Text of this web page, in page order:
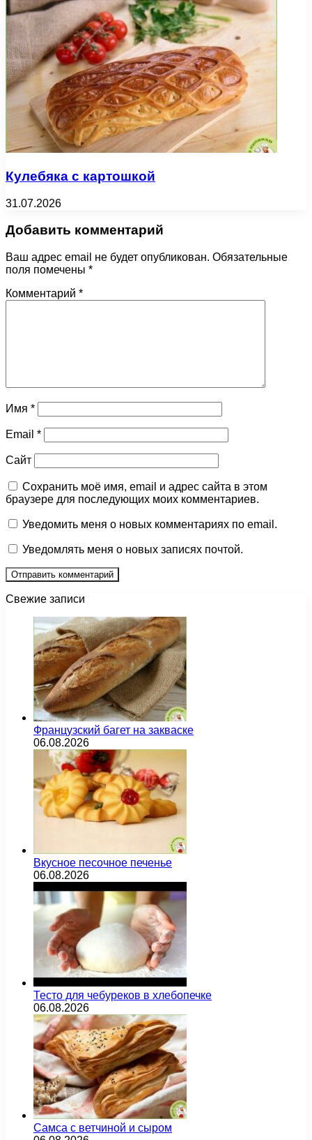
Кулебяка с картошкой
31.07.2026
Добавить комментарий
Ваш адрес email не будет опубликован. Обязательные
поля помечены *
Комментарий *
Имя *
Email *
Сайт
Сохранить моё имя, email и адрес сайта в этом
браузере для последующих моих комментариев.
Уведомить меня о новых комментариях по email.
Уведомлять меня о новых записях почтой.
Свежие записи
Французский багет на закваске
06.08.2026
Вкусное песочное печенье
06.08.2026
Тесто для чебуреков в хлебопечке
06.08.2026
Самса с ветчиной и сыром